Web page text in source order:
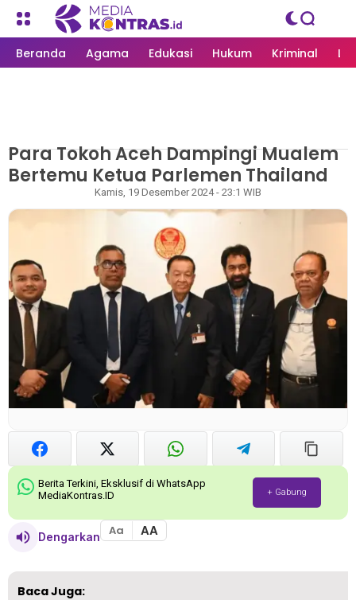
Beranda Agama Edukasi Hukum Kriminal
MEDIAKONTRAS.ID /NASIONAL
Para Tokoh Aceh Dampingi Mualem
Bertemu Ketua Parlemen Thailand
Kamis, 19 Desember 2024 - 23:1 WIB
Berita Terkini, Eksklusif di WhatsApp
MediaKontras.ID
+ Gabung
Dengarkan Aa AA
Baca Juga: